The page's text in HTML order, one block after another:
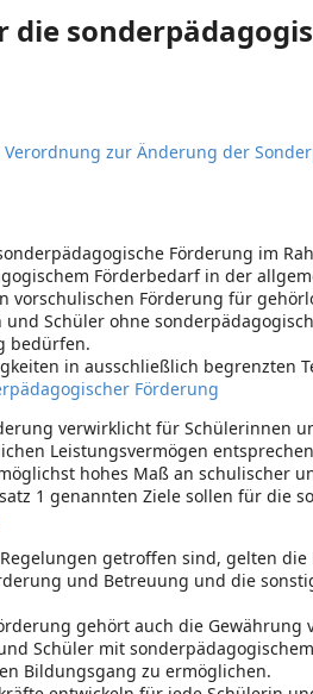
zur Änderung der
Förderung im
Förderbedarf in der
vorschulischen Förderung für
Schüler ohne
bedürfen.
in ausschließlich begrenzten
Förderung
verwirklicht für Schülerinnen
Leistungsvermögen
hohes Maß an schulischer
1 genannten Ziele sollen für die
getroffen sind, gelten
und Betreuung und die
gehört auch die Gewährung
Schüler mit
Bildungsgang zu ermöglichen.